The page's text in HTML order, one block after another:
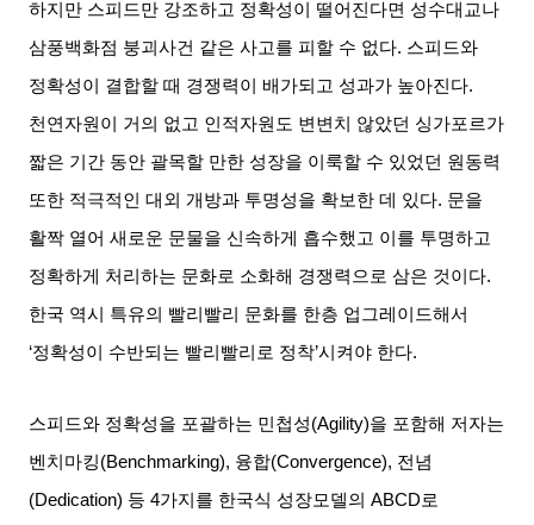
하지만 스피드만 강조하고 정확성이 떨어진다면 성수대교나
삼풍백화점 붕괴사건 같은 사고를 피할 수 없다. 스피드와
정확성이 결합할 때 경쟁력이 배가되고 성과가 높아진다.
천연자원이 거의 없고 인적자원도 변변치 않았던 싱가포르가
짧은 기간 동안 괄목할 만한 성장을 이룩할 수 있었던 원동력
또한 적극적인 대외 개방과 투명성을 확보한 데 있다. 문을
활짝 열어 새로운 문물을 신속하게 흡수했고 이를 투명하고
정확하게 처리하는 문화로 소화해 경쟁력으로 삼은 것이다.
한국 역시 특유의 빨리빨리 문화를 한층 업그레이드해서
‘정확성이 수반되는 빨리빨리로 정착’시켜야 한다.
스피드와 정확성을 포괄하는 민첩성(Agility)을 포함해 저자는
벤치마킹(Benchmarking), 융합(Convergence), 전념
(Dedication) 등 4가지를 한국식 성장모델의 ABCD로